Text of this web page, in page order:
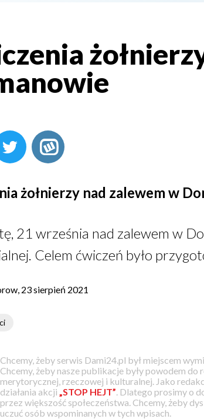
żołnierzy nad zalewem w
21 września nad zalewem w
Celem ćwiczeń było
23 sierpień 2021
Chcemy, żeby serwis Dami24.pl był miejscem
Chcemy, żeby nasze publikacje były powodem
merytorycznej, rzeczowej i kulturalnej. Jako
działania akcji „STOP HEJT” . Dlatego prosimy o
przez większość społeczeństwa. Chcemy, żeby
uczuć osób wspominanych w tych wpisach.